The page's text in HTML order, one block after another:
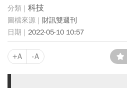
科技
財訊雙週刊
2022-05-10 10:57
+A -A